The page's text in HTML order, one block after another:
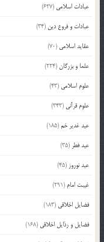
عبادات اسلامی (627)
عبادات و فروع دین (34)
عقاید اسلامی (70)
علما و بزرگان(224)
علوم اسلامی (43)
علوم قرآنی (343)
عید غدیر خم(185)
عید فطر (35)
عید نوروز (45)
غیبت امام (291)
فضایل اخلاقی (183)
فضایل و رذایل اخلاقی (168)